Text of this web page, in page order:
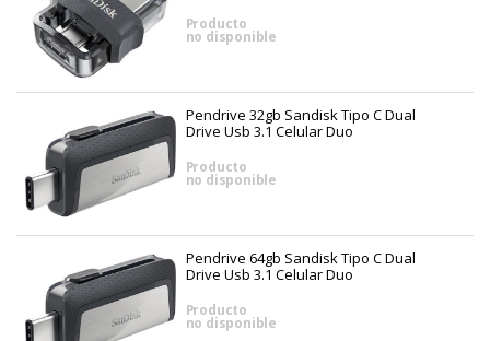
Producto
no disponible
Pendrive 32gb Sandisk Tipo C Dual
Drive Usb 3.1 Celular Duo
Producto
no disponible
Pendrive 64gb Sandisk Tipo C Dual
Drive Usb 3.1 Celular Duo
Producto
no disponible